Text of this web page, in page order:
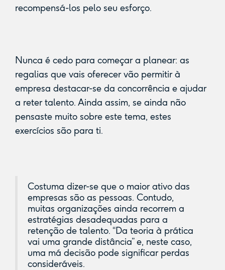
recompensá-los pelo seu esforço.
Nunca é cedo para começar a planear: as
regalias que vais oferecer vão permitir à
empresa destacar-se da concorrência e ajudar
a reter talento. Ainda assim, se ainda não
pensaste muito sobre este tema, estes
exercícios são para ti.
Costuma dizer-se que o maior ativo das
empresas são as pessoas. Contudo,
muitas organizações ainda recorrem a
estratégias desadequadas para a
retenção de talento. “Da teoria à prática
vai uma grande distância” e, neste caso,
uma má decisão pode significar perdas
consideráveis.